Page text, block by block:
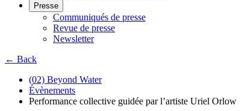
Presse
Communiqués de presse
Revue de presse
Newsletter
← Back
(02) Beyond Water
Évènements
Performance collective guidée par l’artiste Uriel Orlow